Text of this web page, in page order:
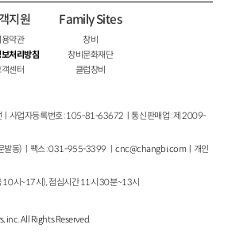
지원
용약관
처리방침
객센터
Family Sites
창비
창비문화재단
클럽창비
ㅣ사업자등록번호 : 105-81-63672ㅣ통신판매업 : 제 2009-
발동)ㅣ팩스 : 031-955-3399 ㅣcnc@changbi.com ㅣ개인
시~17시), 점심시간 11시 30분~13시
All Rights Reserved.